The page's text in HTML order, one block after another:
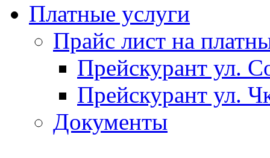
Платные услуги
Прайс лист на
Прейскурант ул.
Прейскурант ул.
Документы